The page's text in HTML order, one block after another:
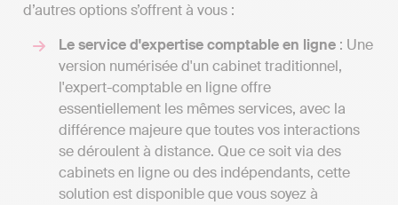
d’autres options s’offrent à vous :
Le service d'expertise comptable en ligne : Une
version numérisée d'un cabinet traditionnel,
l'expert-comptable en ligne offre
essentiellement les mêmes services, avec la
différence majeure que toutes vos interactions
se déroulent à distance. Que ce soit via des
cabinets en ligne ou des indépendants, cette
solution est disponible que vous soyez à